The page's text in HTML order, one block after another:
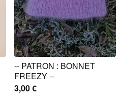
-- PATRON : BONNET
FREEZY --
3,00€